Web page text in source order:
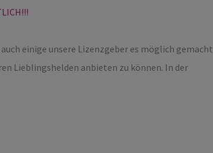
einige unsere Lizenzgeber es möglich gemacht
Lieblingshelden anbieten zu können. In der